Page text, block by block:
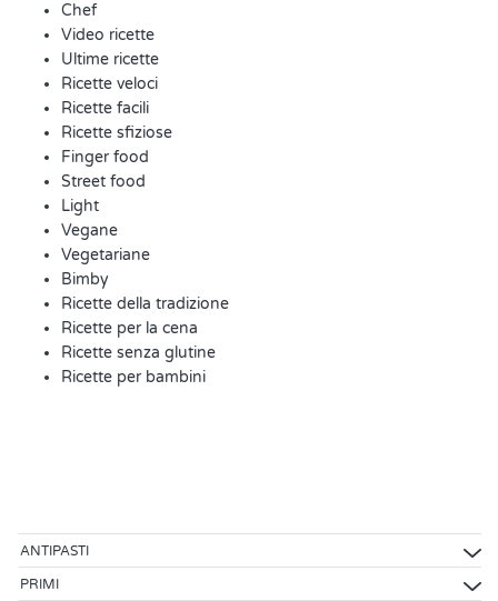
Chef
Video ricette
Ultime ricette
Ricette veloci
Ricette facili
Ricette sfiziose
Finger food
Street food
Light
Vegane
Vegetariane
Bimby
Ricette della tradizione
Ricette per la cena
Ricette senza glutine
Ricette per bambini
ANTIPASTI
PRIMI